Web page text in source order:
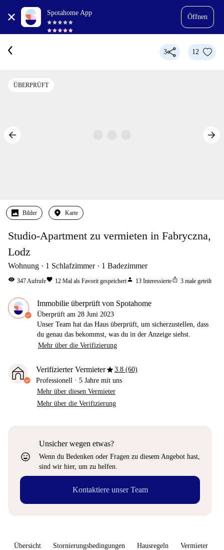
Spotahome App
Öffnen
3 12
ÜBERPRÜFT
Bilder Karte
Studio-Apartment zu vermieten in Fabryczna,
Lodz
Wohnung 1 Schlafzimmer 1 Badezimmer
visibility 347Aufrufefavorite 12 Mal als Favorit gespeichertperson 13 Interessierteios_share 3 male geteilt
Immobilie überprüft von Spotahome
Überprüft am 28 Juni 2023
Unser Team hat das Haus überprüft, um sicherzustellen, dass
du genau das bekommst, was du in der Anzeige siehst.
Mehr über die Verifizierung
Verifizierter Vermieterstar3.8 (60)
Professionell · 5 Jahre mit uns
Mehr über diesen Vermieter
Mehr über die Verifizierung
sentiment_very_satisfied
Unsicher wegen etwas?
Wenn du Bedenken oder Fragen zu diesem Angebot hast,
sind wir hier, um zu helfen.
Kontaktiere unser Team
Übersicht Stornierungsbedingungen Hausregeln Vermieter